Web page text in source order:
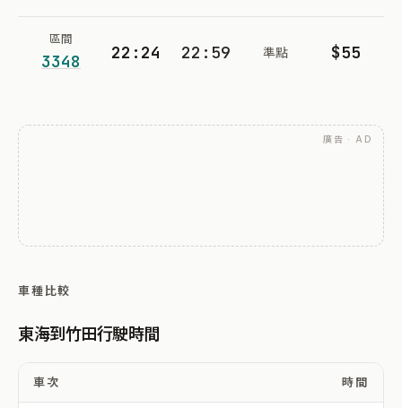
區間
3348 22:24 22:59 準點 $55
廣告 · AD
車種比較
東海到竹田行駛時間
車次 時間